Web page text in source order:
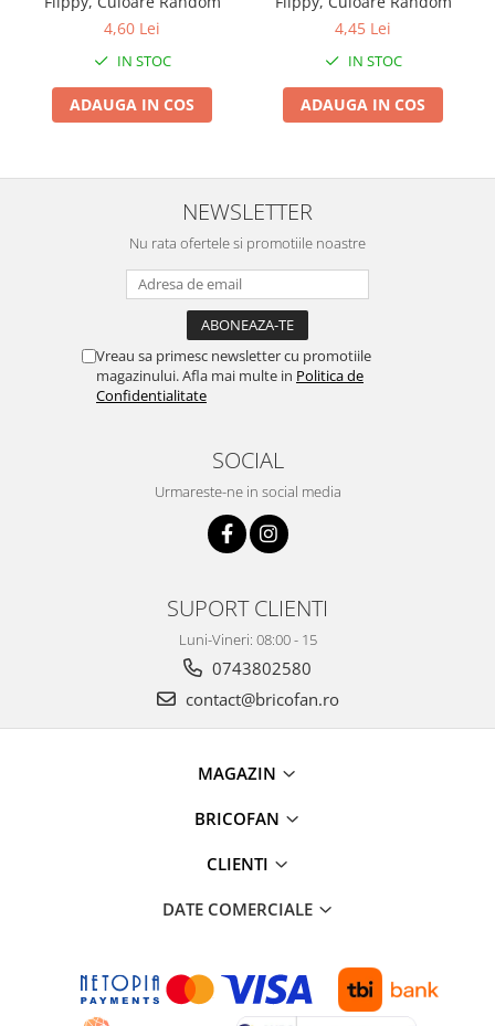
Lopeti zapada
Zdrobitoare si teascuri
Teascuri
Zdrobitoare electrice
Zdrobitoare manuale
Masini de cusut si accesorii
Articole antidaunatori gradina
Suflante si aspiratoare exterior
Unelte altoit
Unelte manuale de gradina -
Accesorii aragaze & butelii
Prelungitoare & cabluri electrice
Lanterne
Lumina de crestere pentru plante
4,60 Lei
IN STOC
ADAUGA IN COS
4,45 Lei
IN STOC
ADAUGA IN COS
NEWSLETTER
Nu rata ofertele si promotiile noastre
Vreau sa primesc newsletter cu promotiile
magazinului. Afla mai multe in Politica de
Confidentialitate
SOCIAL
Urmareste-ne in social media
SUPORT CLIENTI
Luni-Vineri: 08:00 - 15
0743802580
contact@bricofan.ro
MAGAZIN
BRICOFAN
CLIENTI
DATE COMERCIALE